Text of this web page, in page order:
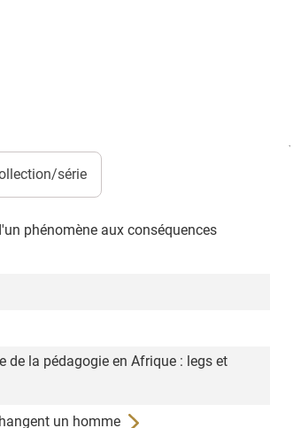
série
phénomène aux conséquences
de la pédagogie en Afrique : legs et
un homme